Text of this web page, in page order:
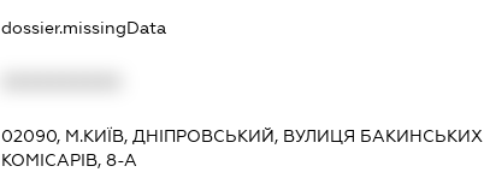
dossier.missingData
02090, М.КИЇВ, ДНІПРОВСЬКИЙ, ВУЛИЦЯ БАКИНСЬКИХ
КОМІСАРІВ, 8-А